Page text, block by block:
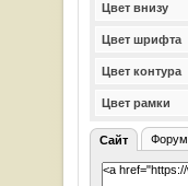
Цвет внизу
Цвет шрифта
Цвет контура
Цвет рамки
Сайт Форум